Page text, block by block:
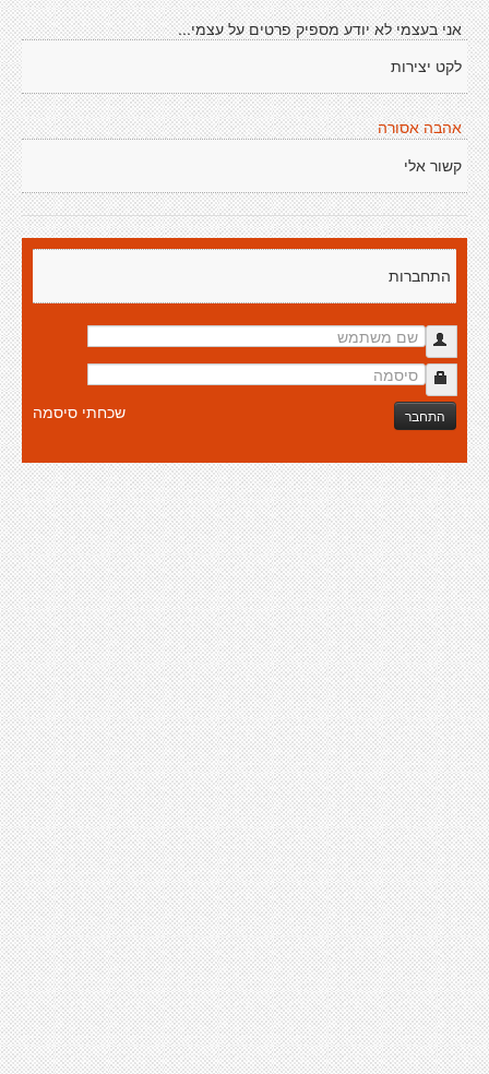
אני בעצמי לא יודע מספיק פרטים על עצמי...
לקט יצירות
אהבה אסורה
קשור אלי
התחברות
התחבר שכחתי סיסמה